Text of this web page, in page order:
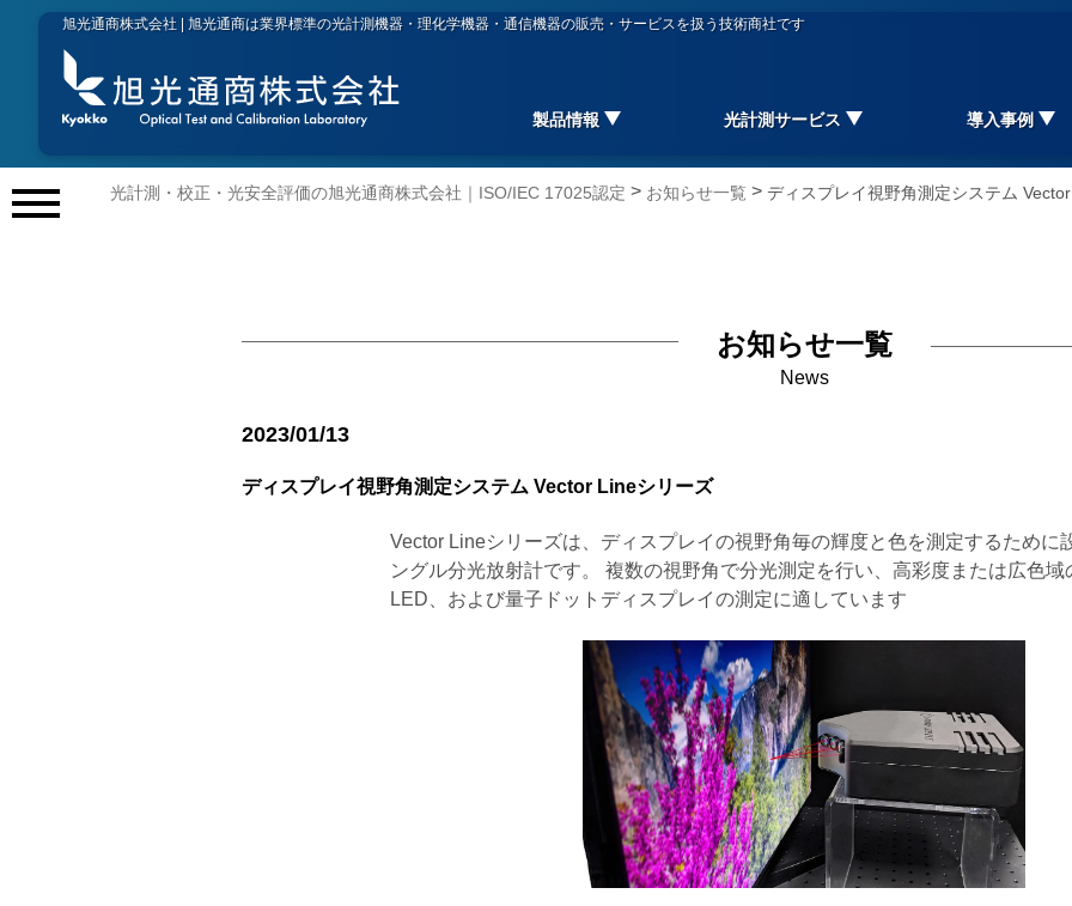
旭光通商株式会社 | 旭光通商は業界標準の光計測機器・理化学機器・通信機器の販売・サービスを扱う技術商社です
製品情報 光計測サービス 導入事例
メ
光計測・校正・光安全評価の旭光通商株式会社｜ISO/IEC 17025認定 > お知らせ一覧 > ディスプレイ視野角測定システム
お知らせ一覧
News
2023/01/13
ディスプレイ視野角測定システム Vector Lineシリーズ
Vector Lineシリーズは、ディスプレイの視野角毎の輝度と色を測定するために
ングル分光放射計です。 複数の視野角で分光測定を行い、高彩度または広色域
LED、および量子ドットディスプレイの測定に適しています